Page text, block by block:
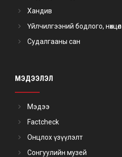
Хандив
Үйлчилгээний бодлого, нөхцөл
Судалгааны сан
МЭДЭЭЛЭЛ
Мэдээ
Factcheck
Онцлох үзүүлэлт
Сонгуулийн музей